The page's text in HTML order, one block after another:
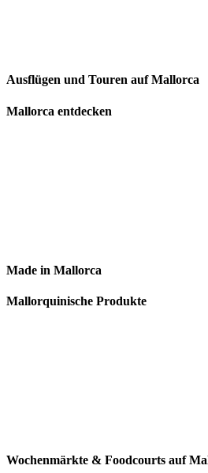
Ausflügen und Touren auf Mallorca
Mallorca entdecken
Made in Mallorca
Mallorquinische Produkte
Wochenmärkte & Foodcourts auf